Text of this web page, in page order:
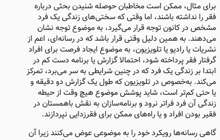
برای مثال، ممکن است مخاطبان حوصله شنیدن بحثی درباره
فقر را نداشته باشند، اما وقتی که سختی‌های زندگی یک فرد
مشخص در کانون توجه قرار می‌گیرد، به موضوع توجه نشان
می‌دهند. به همین دلیل وقتی قرار باشد که در رسانه‌ای، اعم از
نشریات یا رادیو یا تلویزیون، به موضوع ایجاد فرصت برای افراد
گرفتار فقر پرداخته شود، احتمالا گزارش یا برنامه دست‌ کم در
ابتدا بر زندگی یک فرد که در چنین شرایطی به سر می‌برد، تمرکز
می‌کند. به‌خصوص در تلویزیون که طول یک گزارش دو دقیقه و
یا حتی کم‌تر است، شاید پوشش موضوع هیچ‌ وقت از حیطه
زندگی آن فرد فراتر نرود و برنامه‌سازان به نقش باهمستان در
فقیر بودن افراد و یا راه‌های ممکن برای فقرزدایی نپردازند.
گاهی رسانه‌ها رویکرد خود را به موضوعی عوض می‌کنند زیرا آن